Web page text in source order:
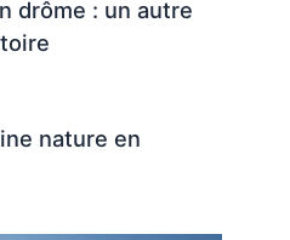
drôme : un autre
nature en